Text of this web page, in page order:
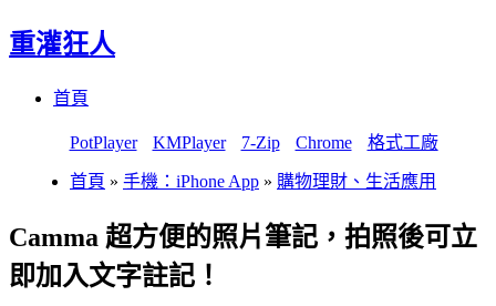
重灌狂人
首頁
PotPlayer KMPlayer 7-Zip Chrome 格式工廠
首頁 » 手機：iPhone App » 購物理財、生活應用
Camma 超方便的照片筆記，拍照後可立
即加入文字註記！